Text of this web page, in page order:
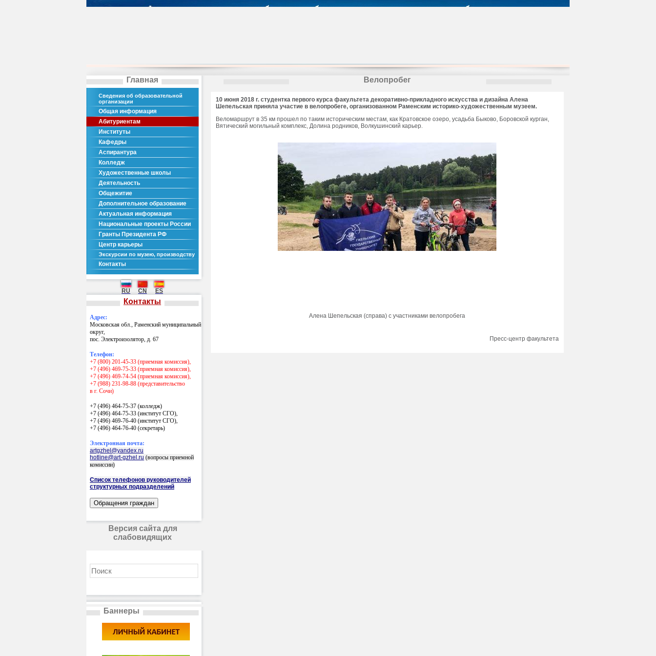
Главная
Сведения об образовательной
организации
Общая информация
Абитуриентам
Институты
Кафедры
Аспирантура
Колледж
Художественные школы
Деятельность
Общежитие
Дополнительное образование
Актуальная информация
Национальные проекты России
Гранты Президента РФ
Центр карьеры
Экскурсии по музею, производству
Контакты
RU CN ES
Контакты
Адрес:
Московская обл., Раменский муниципальный
округ,
пос. Электроизолятор, д. 67
Телефон:
+7 (800) 201-45-33 (приемная комиссия),
+7 (496) 469-75-33 (приемная комиссия),
+7 (496) 469-74-54 (приемная комиссия),
+7 (988) 231-98-88 (представительство
в г. Сочи)
+7 (496) 464-75-37 (колледж)
+7 (496) 464-75-33 (институт СГО),
+7 (496) 469-76-40 (институт СГО),
+7 (496) 464-76-40 (секретарь)
Электронная почта:
artgzhel@yandex.ru
hotline@art-gzhel.ru (вопросы приемной
комиссии)
Список телефонов руководителей
структурных подразделений
Версия сайта для
слабовидящих
Баннеры
Велопробег
10 июня 2018 г. студентка первого курса факультета декоративно-прикладного искусства и дизайна Алена
Шепельская приняла участие в велопробеге, организованном Раменским историко-художественным музеем.
Веломаршрут в 35 км прошел по таким историческим местам, как Кратовское озеро, усадьба Быково, Боровской курган,
Вятический могильный комплекс, Долина родников, Волкушинский карьер.
Алена Шепельская (справа) с участниками велопробега
Пресс-центр факультета